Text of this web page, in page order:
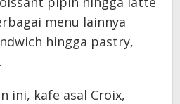
menu lainnya
hingga pastry,
ini, kafe asal Croix,